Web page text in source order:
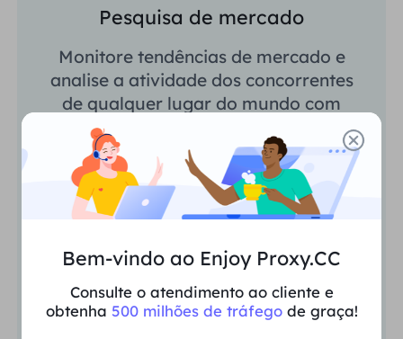
Pesquisa de mercado
Monitore tendências de mercado e
analise a atividade dos concorrentes
de qualquer lugar do mundo com
Bem-vindo ao Enjoy Proxy.CC
Consulte o atendimento ao cliente e
obtenha 500 milhões de tráfegode graça!